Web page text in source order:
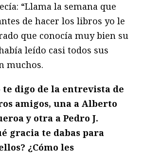
“Llama la semana que
de hacer los libros yo le
que conocía muy bien su
leído casi todos sus
muchos.
digo de la entrevista de
amigos, una a Alberto
y otra a Pedro J.
gracia te dabas para
¿Cómo les